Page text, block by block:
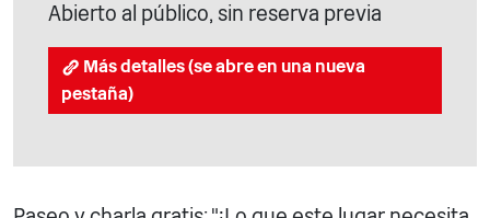
Abierto al público, sin reserva previa
Más detalles (se abre en una nueva
pestaña)